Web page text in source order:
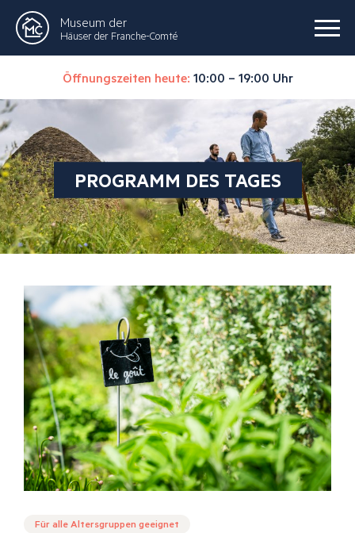
Museum der
Häuser der Franche-Comté
Öffnungszeiten heute: 10:00 – 19:00 Uhr
PROGRAMM DES TAGES
Für alle Altersgruppen geeignet